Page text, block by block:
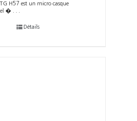
H57 est un micro casque
� . . .
Détails